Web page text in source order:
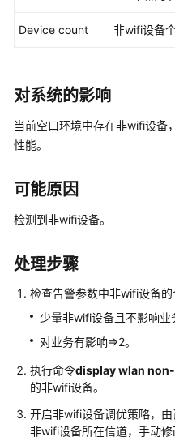
APP
乾
坤-
租
户
共
作
华
乾
坤-
MSP
操
作
更
多
Device count 非wifi设备个
对系统的影响
当前空口环境中存在非wifi设备
性能。
可能原因
检测到非wifi设备。
处理步骤
检查告警参数中非wifi设备的
少量非wifi设备且不影响业
对业务有影响=>2。
执行命令display wlan
的非wifi设备。
开启非wifi设备调优策略，
非wifi设备所在信道，手动修